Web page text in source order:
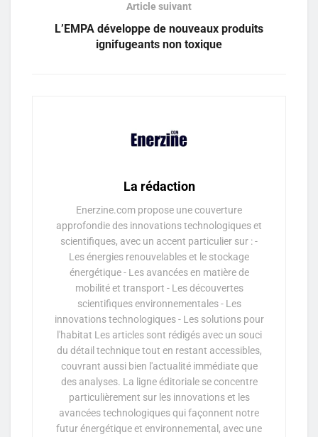
Article suivant
L’EMPA développe de nouveaux produits
ignifugeants non toxique
La rédaction
Enerzine.com propose une couverture
approfondie des innovations technologiques et
scientifiques, avec un accent particulier sur : -
Les énergies renouvelables et le stockage
énergétique - Les avancées en matière de
mobilité et transport - Les découvertes
scientifiques environnementales - Les
innovations technologiques - Les solutions pour
l'habitat Les articles sont rédigés avec un souci
du détail technique tout en restant accessibles,
couvrant aussi bien l'actualité immédiate que
des analyses. La ligne éditoriale se concentre
particulièrement sur les innovations et les
avancées technologiques qui façonnent notre
futur énergétique et environnemental, avec une